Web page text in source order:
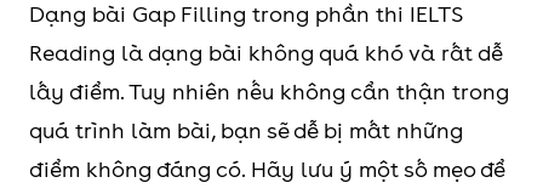
Dạng bài Gap Filling trong phần thi IELTS
Reading là dạng bài không quá khó và rất dễ
lấy điểm. Tuy nhiên nếu không cẩn thận trong
quá trình làm bài, bạn sẽ dễ bị mất những
điểm không đáng có. Hãy lưu ý một số mẹo để